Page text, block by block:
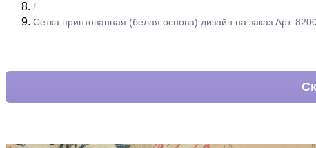
/
Сетка принтованная (белая основа) дизайн на заказ Арт.